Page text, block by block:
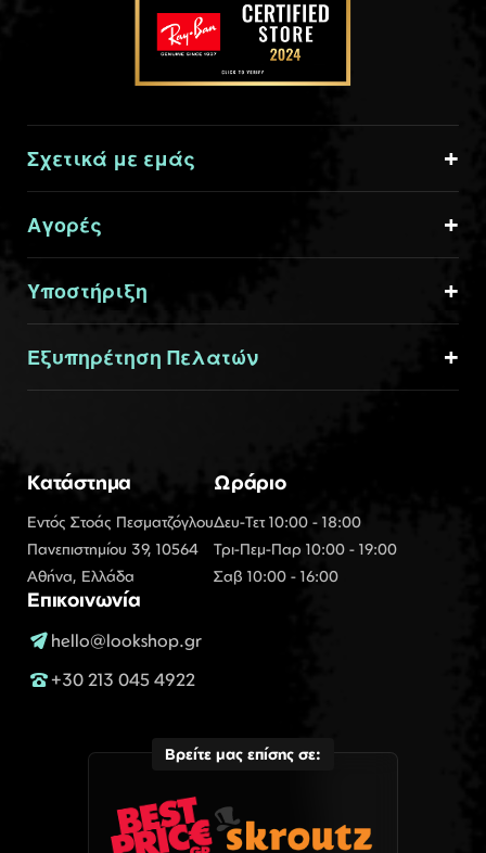
Σχετικά με εμάς
Αγορές
Υποστήριξη
Εξυπηρέτηση Πελατών
Κατάστημα
Εντός Στοάς Πεσματζόγλου
Πανεπιστημίου 39, 10564
Αθήνα, Ελλάδα
Ωράριο
Δευ-Τετ 10:00 - 18:00
Τρι-Πεμ-Παρ 10:00 - 19:00
Σαβ 10:00 - 16:00
Επικοινωνία
hello@lookshop.gr
+30 213 045 4922
Βρείτε μας επίσης σε: